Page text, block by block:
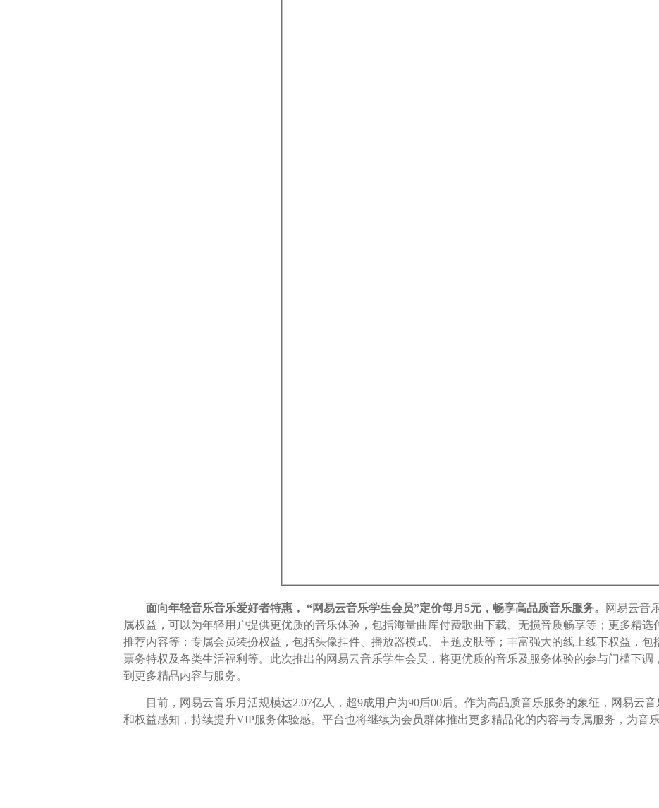
面向年轻音乐音乐爱好者特惠， “网易云音乐学生会员”定价每月5元，畅享高品质音乐服务。
网易云音
属权益，可以为年轻用户提供更优质的音乐体验，包括海量曲库付费歌曲下载、无损音质畅享等；更多精
推荐内容等；专属会员装扮权益，包括头像挂件、播放器模式、主题皮肤等；丰富强大的线上线下权益，
票务特权及各类生活福利等。此次推出的网易云音乐学生会员，将更优质的音乐及服务体验的参与门槛下调
到更多精品内容与服务。
目前，网易云音乐月活规模达2.07亿人，超9成用户为90后00后。作为高品质音乐服务的象征，网易云
和权益感知，持续提升VIP服务体验感。平台也将继续为会员群体推出更多精品化的内容与专属服务，为音